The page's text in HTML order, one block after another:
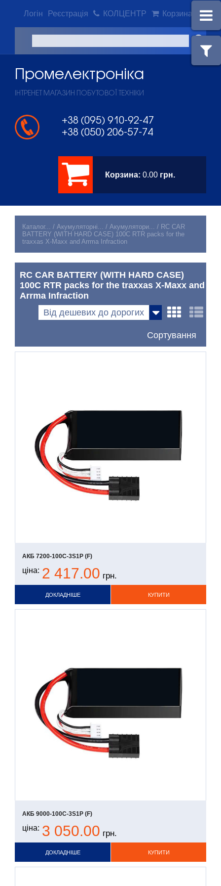
Логін Реєстрація КОЛЦЕНТР Корзина
Промeлектроніка
ІНТРЕНЕТ МАГАЗИН ПОБУТОВОЇ ТЕХНІКИ
+38 (095) 910-92-47
+38 (050) 206-57-74
Корзина: 0.00 грн.
Каталог... / Акумуляторні... / Акумулятори... / RC CAR
BATTERY (WITH HARD CASE) 100C RTR packs for the
traxxas X-Maxx and Arrma Infraction
RC CAR BATTERY (WITH HARD CASE)
100C RTR packs for the traxxas X-Maxx and
Arrma Infraction
Від дешевих до дорогих
Сортування
АКБ 7200-100С-3S1P (F)
ціна: 2 417.00 грн.
КУПИТИ
ДОКЛАДНІШЕ
АКБ 9000-100С-3S1P (F)
ціна: 3 050.00 грн.
КУПИТИ
ДОКЛАДНІШЕ